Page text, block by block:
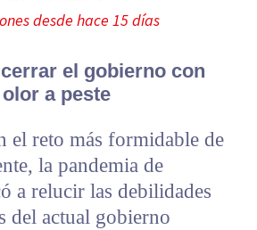
desde hace 15 días
el gobierno con
olor a peste
el reto más formidable de
la pandemia de
a relucir las debilidades
del actual gobierno